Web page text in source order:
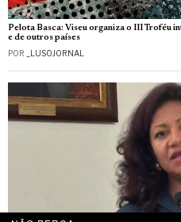
Pelota Basca: Viseu organiza o III Troféu
e de outros países
POR _LUSOJORNAL